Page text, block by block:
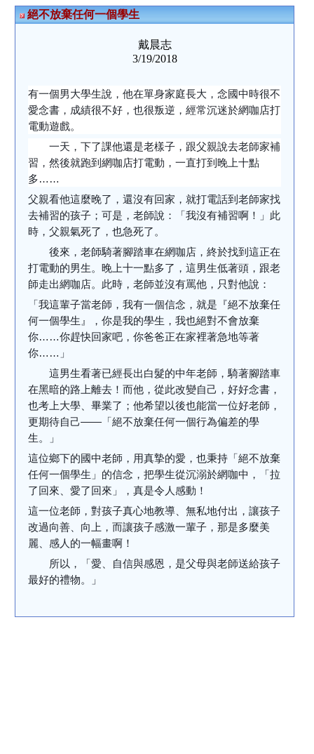
絕不放棄任何一個學生
戴晨志
3/19/2018
有一個男大學生說，他在單身家庭長大，念國中時很不
愛念書，成績很不好，也很叛逆，經常沉迷於網咖店打
電動遊戲。
一天，下了課他還是老樣子，跟父親說去老師家補
習，然後就跑到網咖店打電動，一直打到晚上十點
多……
父親看他這麼晚了，還沒有回家，就打電話到老師家找
去補習的孩子；可是，老師說：「我沒有補習啊！」此
時，父親氣死了，也急死了。
後來，老師騎著腳踏車在網咖店，終於找到這正在
打電動的男生。晚上十一點多了，這男生低著頭，跟老
師走出網咖店。此時，老師並沒有罵他，只對他說：
「我這輩子當老師，我有一個信念，就是『絕不放棄任
何一個學生』，你是我的學生，我也絕對不會放棄
你……你趕快回家吧，你爸爸正在家裡著急地等著
你……」
這男生看著已經長出白髮的中年老師，騎著腳踏車
在黑暗的路上離去！而他，從此改變自己，好好念書，
也考上大學、畢業了；他希望以後也能當一位好老師，
更期待自己——「絕不放棄任何一個行為偏差的學
生。」
這位鄉下的國中老師，用真摯的愛，也秉持「絕不放棄
任何一個學生」的信念，把學生從沉溺於網咖中，「拉
了回來、愛了回來」，真是令人感動！
這一位老師，對孩子真心地教導、無私地付出，讓孩子
改過向善、向上，而讓孩子感激一輩子，那是多麼美
麗、感人的一幅畫啊！
所以，「愛、自信與感恩，是父母與老師送給孩子
最好的禮物。」